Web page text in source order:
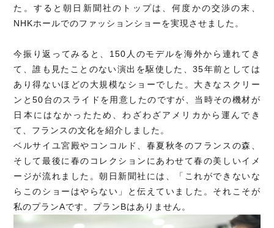
た。すると朝日新聞社のトップは、何度かの交渉の末、
NHKホールでのファッションショーを実現させました。
今振り返ってみると、150人のモデルを海外から連れてき
て、誰も見たことのない演出を駆使した、35年前としては
あり得ないほどの大規模なショーでした。大きなスクリー
ンと50台のスライドを用意したのですが、当時その機材が
日本にはなかったため、わざわざアメリカから運んでき
て、フランスの文化を紹介しました。
ベルサイユ宮殿やコンコルド、春夏秋冬のフランスの森、
そして最後に春のコレクションにあわせて春の美しいイメ
ージが流れました。朝日新聞社には、「これができないな
らこのショーはやらない」と伝えていました。それこそが
私のプランAです。プランBはありません。